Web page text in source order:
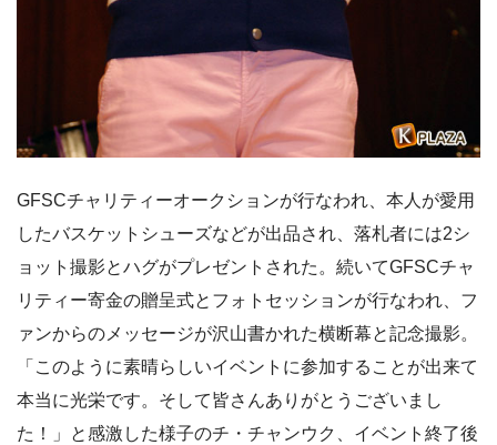
GFSCチャリティーオークションが行なわれ、本人が愛用
したバスケットシューズなどが出品され、落札者には2シ
ョット撮影とハグがプレゼントされた。続いてGFSCチャ
リティー寄金の贈呈式とフォトセッションが行なわれ、フ
ァンからのメッセージが沢山書かれた横断幕と記念撮影。
「このように素晴らしいイベントに参加することが出来て
本当に光栄です。そして皆さんありがとうございまし
た！」と感激した様子のチ・チャンウク、イベント終了後